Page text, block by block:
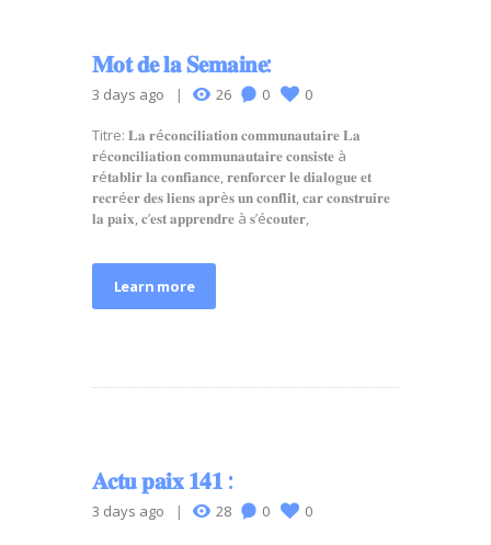
𝐌𝐨𝐭 𝐝𝐞 𝐥𝐚 𝐒𝐞𝐦𝐚𝐢𝐧𝐞:
3 days ago 26 0 0
Titre: 𝐋𝐚 𝐫é𝐜𝐨𝐧𝐜𝐢𝐥𝐢𝐚𝐭𝐢𝐨𝐧 𝐜𝐨𝐦𝐦𝐮𝐧𝐚𝐮𝐭𝐚𝐢𝐫𝐞 𝐋𝐚
𝐫é𝐜𝐨𝐧𝐜𝐢𝐥𝐢𝐚𝐭𝐢𝐨𝐧 𝐜𝐨𝐦𝐦𝐮𝐧𝐚𝐮𝐭𝐚𝐢𝐫𝐞 𝐜𝐨𝐧𝐬𝐢𝐬𝐭𝐞 à
𝐫é𝐭𝐚𝐛𝐥𝐢𝐫 𝐥𝐚 𝐜𝐨𝐧𝐟𝐢𝐚𝐧𝐜𝐞, 𝐫𝐞𝐧𝐟𝐨𝐫𝐜𝐞𝐫 𝐥𝐞 𝐝𝐢𝐚𝐥𝐨𝐠𝐮𝐞 𝐞𝐭
𝐫𝐞𝐜𝐫é𝐞𝐫 𝐝𝐞𝐬 𝐥𝐢𝐞𝐧𝐬 𝐚𝐩𝐫è𝐬 𝐮𝐧 𝐜𝐨𝐧𝐟𝐥𝐢𝐭, 𝐜𝐚𝐫 𝐜𝐨𝐧𝐬𝐭𝐫𝐮𝐢𝐫𝐞
𝐥𝐚 𝐩𝐚𝐢𝐱, 𝐜’𝐞𝐬𝐭 𝐚𝐩𝐩𝐫𝐞𝐧𝐝𝐫𝐞 à 𝐬’é𝐜𝐨𝐮𝐭𝐞𝐫,
Learn more
𝐀𝐜𝐭𝐮 𝐩𝐚𝐢𝐱 𝟏𝟒𝟏 :
3 days ago 28 0 0